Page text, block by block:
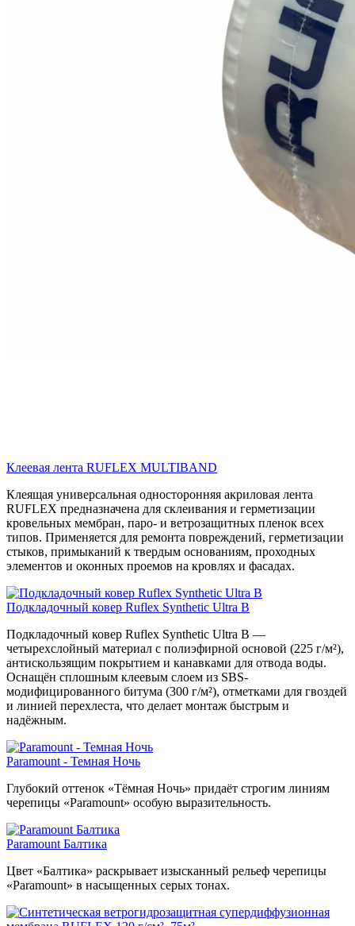
Клеевая лента RUFLEX MULTIBAND
Клеящая универсальная односторонняя акриловая лента
RUFLEX предназначена для склеивания и герметизации
кровельных мембран, паро- и ветрозащитных пленок всех
типов. Применяется для ремонта повреждений, герметизации
стыков, примыканий к твердым основаниям, проходных
элементов и оконных проемов на кровлях и фасадах.
Подкладочный ковер Ruflex Synthetic Ultra B
Подкладочный ковер Ruflex Synthetic Ultra B —
четырехслойный материал с полиэфирной основой (225 г/м²),
антискользящим покрытием и канавками для отвода воды.
Оснащён сплошным клеевым слоем из SBS-
модифицированного битума (300 г/м²), отметками для гвоздей
и линией перехлеста, что делает монтаж быстрым и
надёжным.
Paramount - Темная Ночь
Глубокий оттенок «Тёмная Ночь» придаёт строгим линиям
черепицы «Paramount» особую выразительность.
Paramount Балтика
Цвет «Балтика» раскрывает изысканный рельеф черепицы
«Paramount» в насыщенных серых тонах.